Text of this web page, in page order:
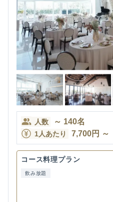
人数 ～ 140名
1人あたり 7,700円 ～
コース料理プラン
飲み放題